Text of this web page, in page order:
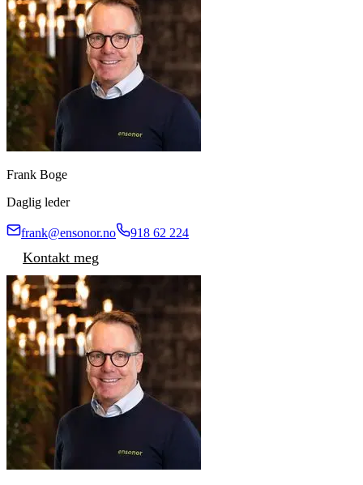
Frank Boge
Daglig leder
frank@ensonor.no 918 62 224
Kontakt meg